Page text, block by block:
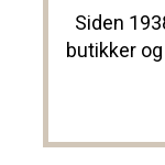
Siden
butikker